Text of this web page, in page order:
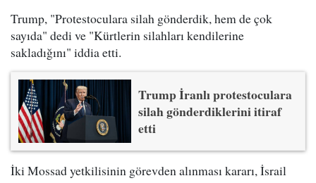
Trump, "Protestoculara silah gönderdik, hem de çok
sayıda" dedi ve "Kürtlerin silahları kendilerine
sakladığını" iddia etti.
Trump İranlı protestoculara
silah gönderdiklerini itiraf
etti
İki Mossad yetkilisinin görevden alınması kararı, İsrail